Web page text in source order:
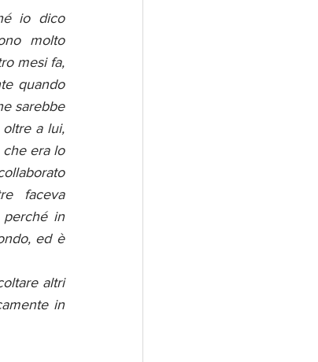
io dico
molto
mesi fa,
quando
sarebbe
a lui,
che era lo
faceva
perché in
ed è
altri
in